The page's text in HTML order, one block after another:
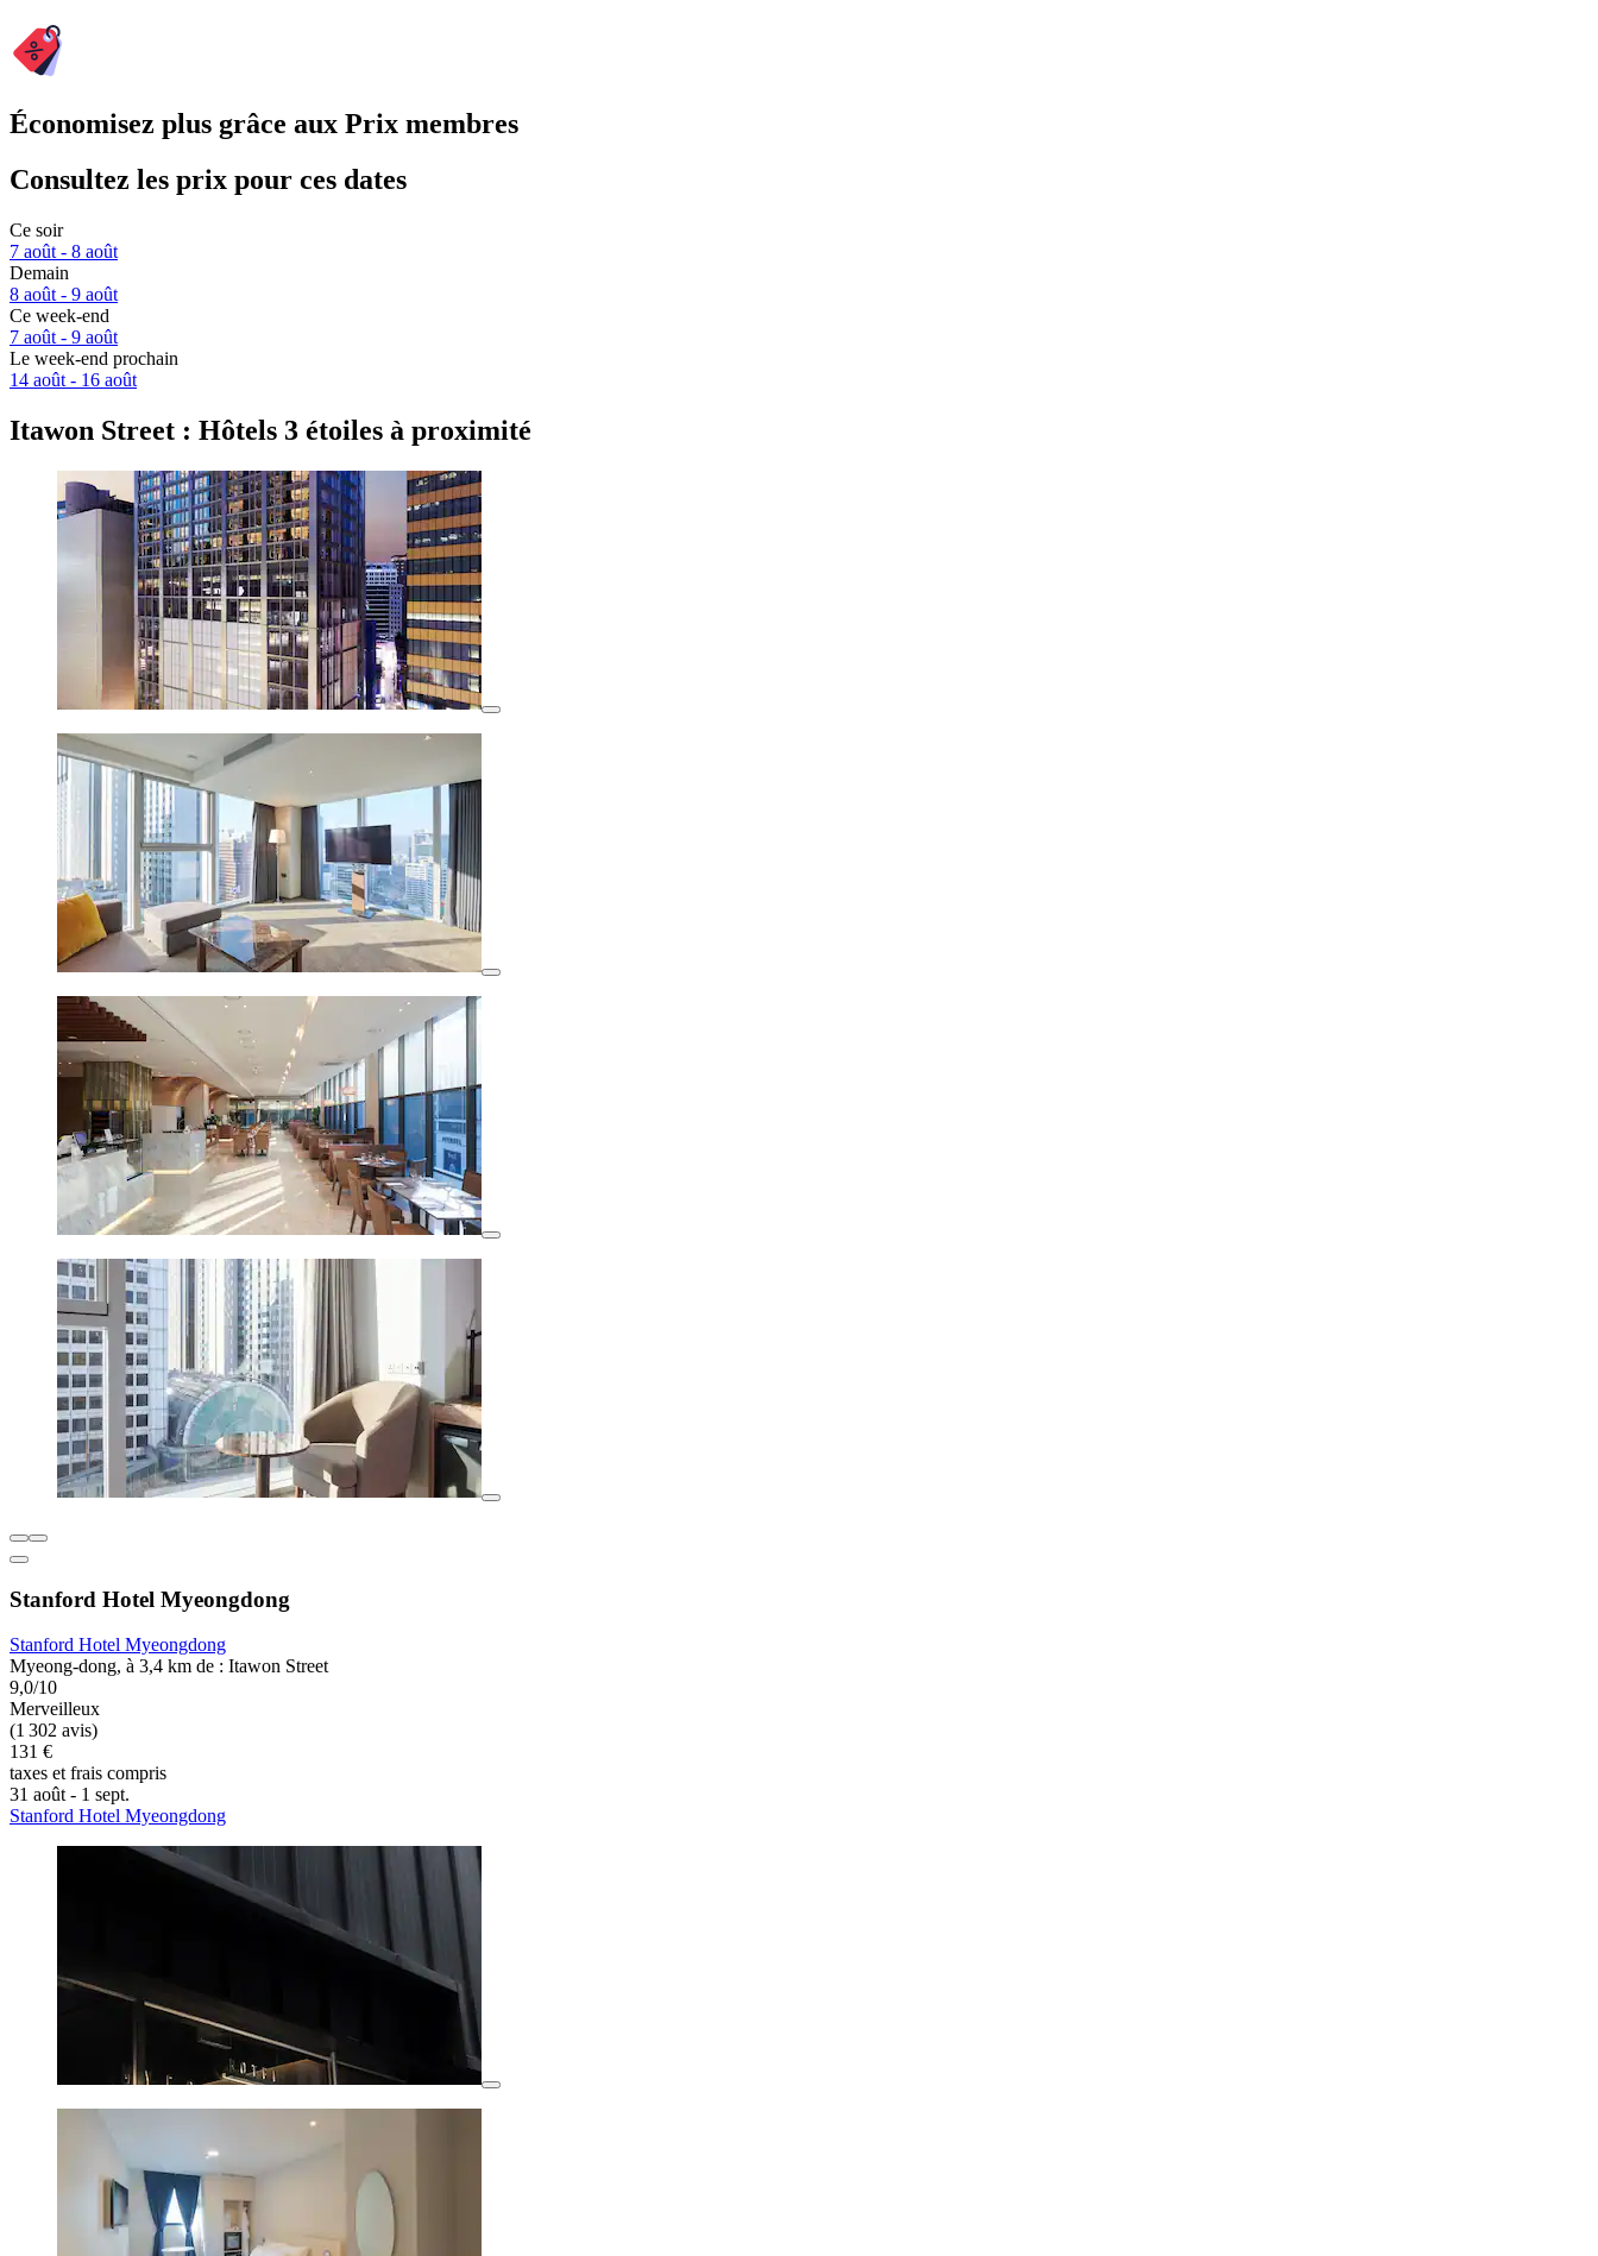
Économisez plus grâce aux Prix membres
Consultez les prix pour ces dates
Ce soir
7 août - 8 août
Demain
8 août - 9 août
Ce week-end
7 août - 9 août
Le week-end prochain
14 août - 16 août
Itawon Street : Hôtels 3 étoiles à proximité
Stanford Hotel Myeongdong
Stanford Hotel Myeongdong
Myeong-dong, à 3,4 km de : Itawon Street
9,0/10
Merveilleux
(1 302 avis)
131 €
taxes et frais compris
31 août - 1 sept.
Stanford Hotel Myeongdong